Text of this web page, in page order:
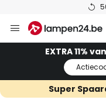
naar
EXTRA 11%
Super